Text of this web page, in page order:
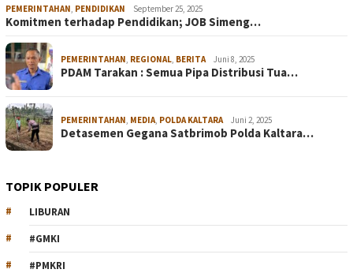
PEMERINTAHAN, PENDIDIKAN September 25, 2025
Komitmen terhadap Pendidikan; JOB Simeng…
PEMERINTAHAN, REGIONAL, BERITA Juni 8, 2025
PDAM Tarakan : Semua Pipa Distribusi Tua…
PEMERINTAHAN, MEDIA, POLDA KALTARA Juni 2, 2025
Detasemen Gegana Satbrimob Polda Kaltara…
TOPIK POPULER
LIBURAN
#GMKI
#PMKRI